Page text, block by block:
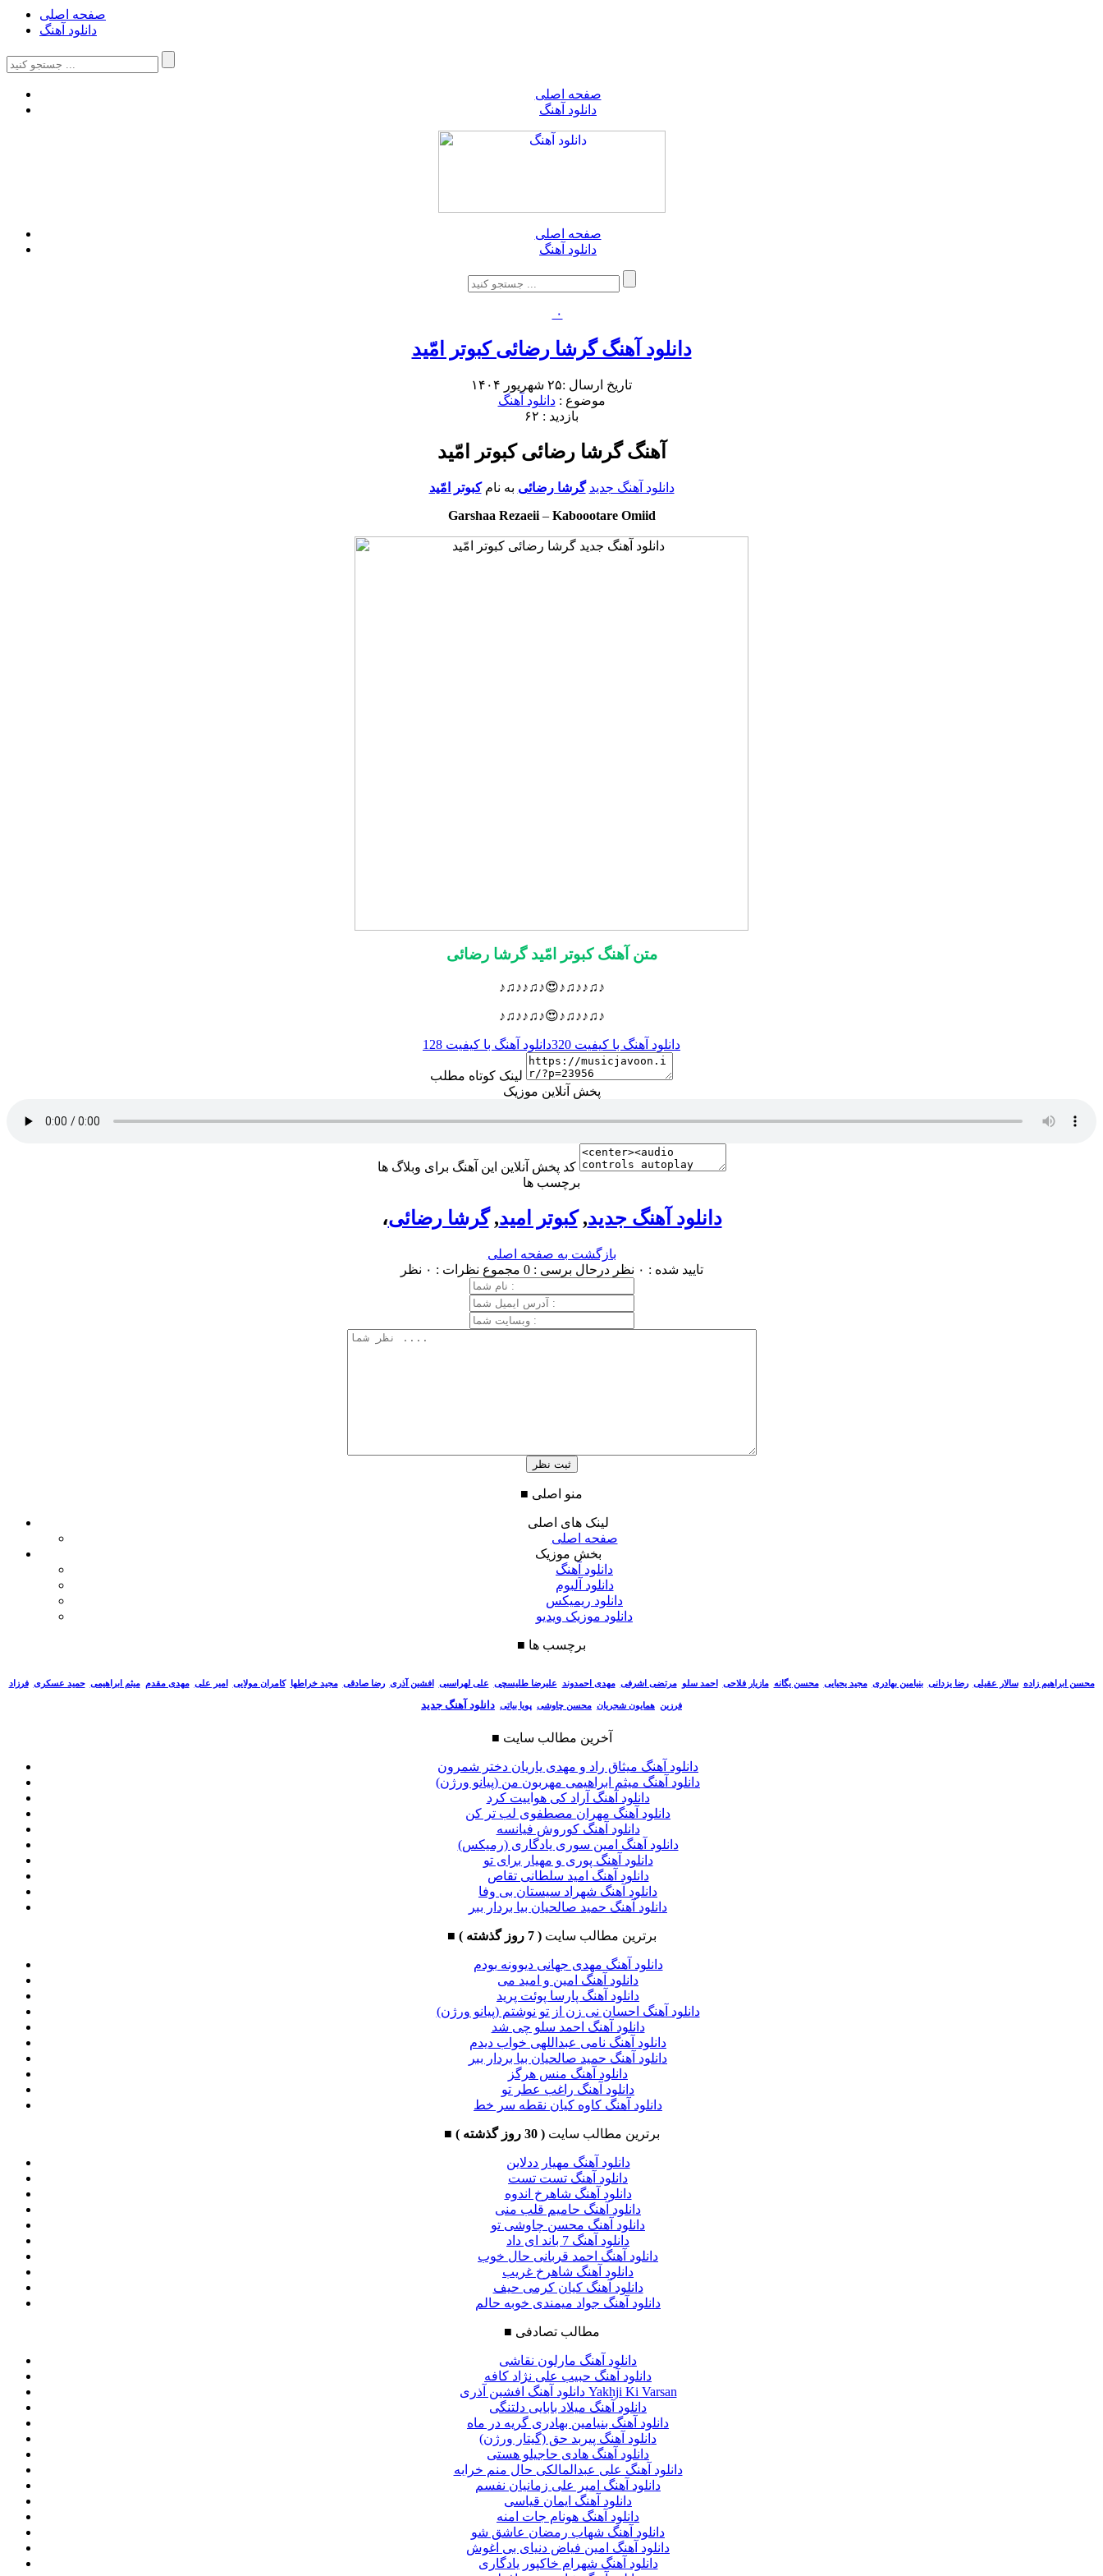
صفحه اصلی
دانلود آهنگ
صفحه اصلی
دانلود آهنگ
صفحه اصلی
دانلود آهنگ
۰
دانلود آهنگ گرشا رضائی کبوتر امّید
تاریخ ارسال :۲۵ شهریور ۱۴۰۴
موضوع :دانلود آهنگ
بازدید : ۶۲
آهنگ گرشا رضائی کبوتر امّید
دانلود آهنگ جدید گرشا رضائی به نامکبوتر امّید
Garshaa Rezaeii– Kaboootare Omiid
متن آهنگ کبوتر امّید گرشا رضائی
♪♫♪♪♫♪😍♪♫♪♪♫♪
♪♫♪♪♫♪😍♪♫♪♪♫♪
دانلود آهنگ با کیفیت 320 دانلود آهنگ با کیفیت 128
لینک کوتاه مطلب
پخش آنلاین موزیک
کد پخش آنلاین این آهنگ برای وبلاگ ها
برچسب ها
، دانلود آهنگ جدید,کبوتر امید,گرشا رضائی
بازگشت به صفحه اصلی
تایید شده : ۰ نظر
درحال برسی : 0 مجموع نظرات : ۰ نظر
■ منو اصلی
لینک های اصلی
صفحه اصلی
بخش موزیک
دانلود آهنگ
دانلود آلبوم
دانلود ریمیکس
دانلود موزیک ویدیو
■ برچسب ها
محسن ابراهیم زاده سالار عقیلی رضا یزدانی بنیامین بهادری مجید یحیایی محسن یگانه مازیار فلاحی احمد سلو مرتضی اشرفی مهدی احمدوند علیرضا طلیسچی علی لهراسبی افشین آذری رضا صادقی مجید خراطها کامران مولایی امیر علی مهدی مقدم میثم ابراهیمی حمید عسکری فرزاد
فرزین همایون شجریان محسن چاوشی پویا بیاتی دانلود آهنگ جدید
■ آخرین مطالب سایت
دانلود آهنگ میثاق راد و مهدی یاریان دختر شمرون
دانلود آهنگ میثم ابراهیمی مهربون من (پیانو ورژن)
دانلود آهنگ آراد کی هواییت کرد
دانلود آهنگ مهران مصطفوی لب تر کن
دانلود آهنگ کوروش فیانسه
دانلود آهنگ امین سوری یادگاری (رمیکس)
دانلود آهنگ پوری و مهیار برای تو
دانلود آهنگ امید سلطانی تقاص
دانلود آهنگ شهراد سیستان بی وفا
دانلود آهنگ حمید صالحیان بیا بردار ببر
■ برترین مطالب سایت( 7 روز گذشته )
دانلود آهنگ مهدی جهانی دیوونه بودم
دانلود آهنگ امین و امید می
دانلود آهنگ پارسا پوئت پرید
دانلود آهنگ احسان نی زن از تو نوشتم (پیانو ورژن)
دانلود آهنگ احمد سلو چی شد
دانلود آهنگ نامی عبداللهی خواب دیدم
دانلود آهنگ حمید صالحیان بیا بردار ببر
دانلود آهنگ منس هرگز
دانلود آهنگ راغب عطر تو
دانلود آهنگ کاوه کیان نقطه سر خط
■ برترین مطالب سایت( 30 روز گذشته )
دانلود آهنگ مهیار ددلاین
دانلود آهنگ تست تست
دانلود آهنگ شاهرخ اندوه
دانلود آهنگ حامیم قلب منی
دانلود آهنگ محسن چاوشی تو
دانلود آهنگ 7 باند ای داد
دانلود آهنگ احمد قربانی حال خوب
دانلود آهنگ شاهرخ غریب
دانلود آهنگ کیان کرمی حیف
دانلود آهنگ جواد میمندی خوبه حالم
■ مطالب تصادفی
دانلود آهنگ مارلون نقاشی
دانلود آهنگ حبیب علی نژاد کافه
دانلود آهنگ افشین آذری Yakhji Ki Varsan
دانلود آهنگ میلاد بابایی دلتنگی
دانلود آهنگ بنیامین بهادری گریه در ماه
دانلود آهنگ پیربد حق (گیتار ورژن)
دانلود آهنگ هادی حاجیلو هستی
دانلود آهنگ علی عبدالمالکی حال منم خرابه
دانلود آهنگ امیر علی زمانیان نفسم
دانلود آهنگ ایمان قیاسی
دانلود آهنگ هونام جات امنه
دانلود آهنگ شهاب رمضان عاشق شو
دانلود آهنگ امین فیاض دنیای بی اغوش
دانلود آهنگ شهرام خاکپور یادگاری